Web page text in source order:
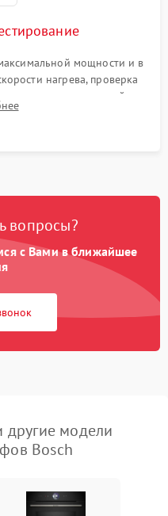
мощности и в
нагрева, проверка
достижении заданной
утечек тока.
вопросы?
с Вами в ближайшее
модели
Bosch